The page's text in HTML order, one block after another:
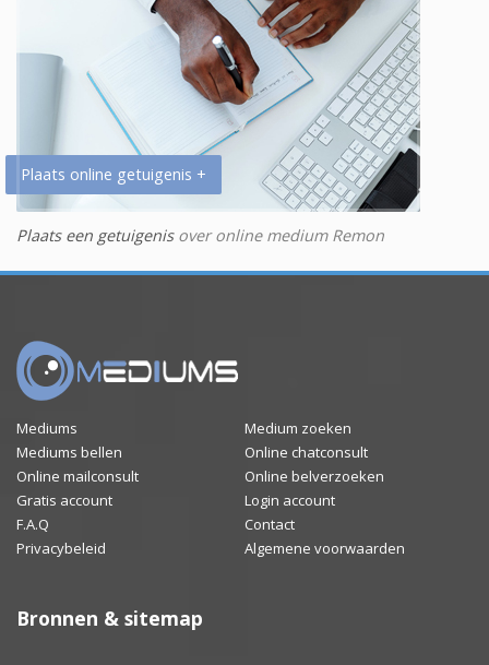
Plaats online getuigenis +
Plaats een getuigenisover online medium Remon
Mediums
Medium zoeken
Mediums bellen
Online chatconsult
Online mailconsult
Online belverzoeken
Gratis account
Login account
F.A.Q
Contact
Privacybeleid
Algemene voorwaarden
Bronnen & sitemap